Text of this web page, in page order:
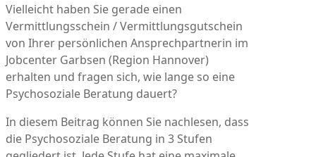
Vielleicht haben Sie gerade einen
Vermittlungsschein / Vermittlungsgutschein
von Ihrer persönlichen Ansprechpartnerin im
Jobcenter Garbsen (Region Hannover)
erhalten und fragen sich, wie lange so eine
Psychosoziale Beratung dauert?
In diesem Beitrag können Sie nachlesen, dass
die Psychosoziale Beratung in 3 Stufen